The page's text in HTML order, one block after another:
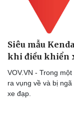
Siêu mẫu
khi điều khiển
VOV.VN - Trong
ra vụng về và bị
xe đạp.